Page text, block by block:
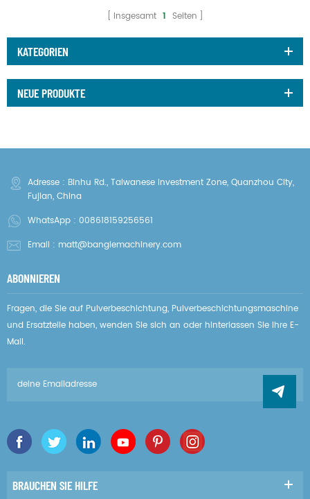
Insgesamt 1 Seiten
KATEGORIEN
NEUE PRODUKTE
Adresse : Binhu Rd., Taiwanese Investment Zone, Quanzhou City,
Fujian, China
WhatsApp : 008618159256561
Email : matt@banglemachinery.com
ABONNIEREN
Fragen, die Sie auf Pulverbeschichtung, Pulverbeschichtungsmaschine
und Ersatzteile haben, wenden Sie sich an oder hinterlassen Sie Ihre E-
Mail.
BRAUCHEN SIE HILFE